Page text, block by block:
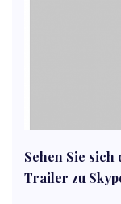
Sehen Sie
Trailer zu